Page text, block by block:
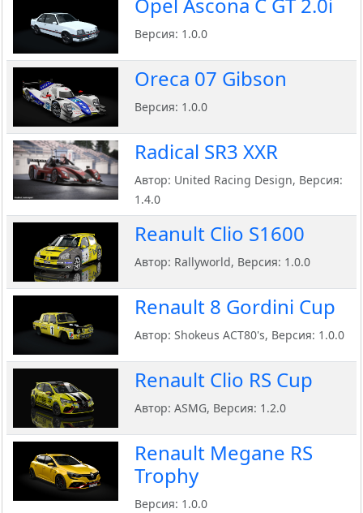
Opel Ascona C GT 2.0i
Версия: 1.0.0
Oreca 07 Gibson
Версия: 1.0.0
Radical SR3 XXR
Автор: United Racing Design, Версия:
1.4.0
Reanult Clio S1600
Автор: Rallyworld, Версия: 1.0.0
Renault 8 Gordini Cup
Автор: Shokeus ACT80's, Версия: 1.0.0
Renault Clio RS Cup
Автор: ASMG, Версия: 1.2.0
Renault Megane RS
Trophy
Версия: 1.0.0